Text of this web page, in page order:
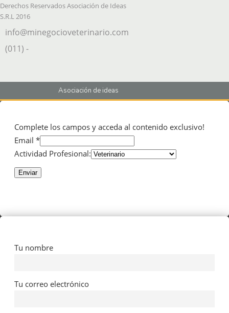
Derechos Reservados Asociación de Ideas
S.R.L 2016
info@minegocioveterinario.com
(011) -
Asociación de ideas
Complete los campos y acceda al contenido exclusivo!
Email *
Actividad Profesional:
Enviar
Tu nombre
Tu correo electrónico